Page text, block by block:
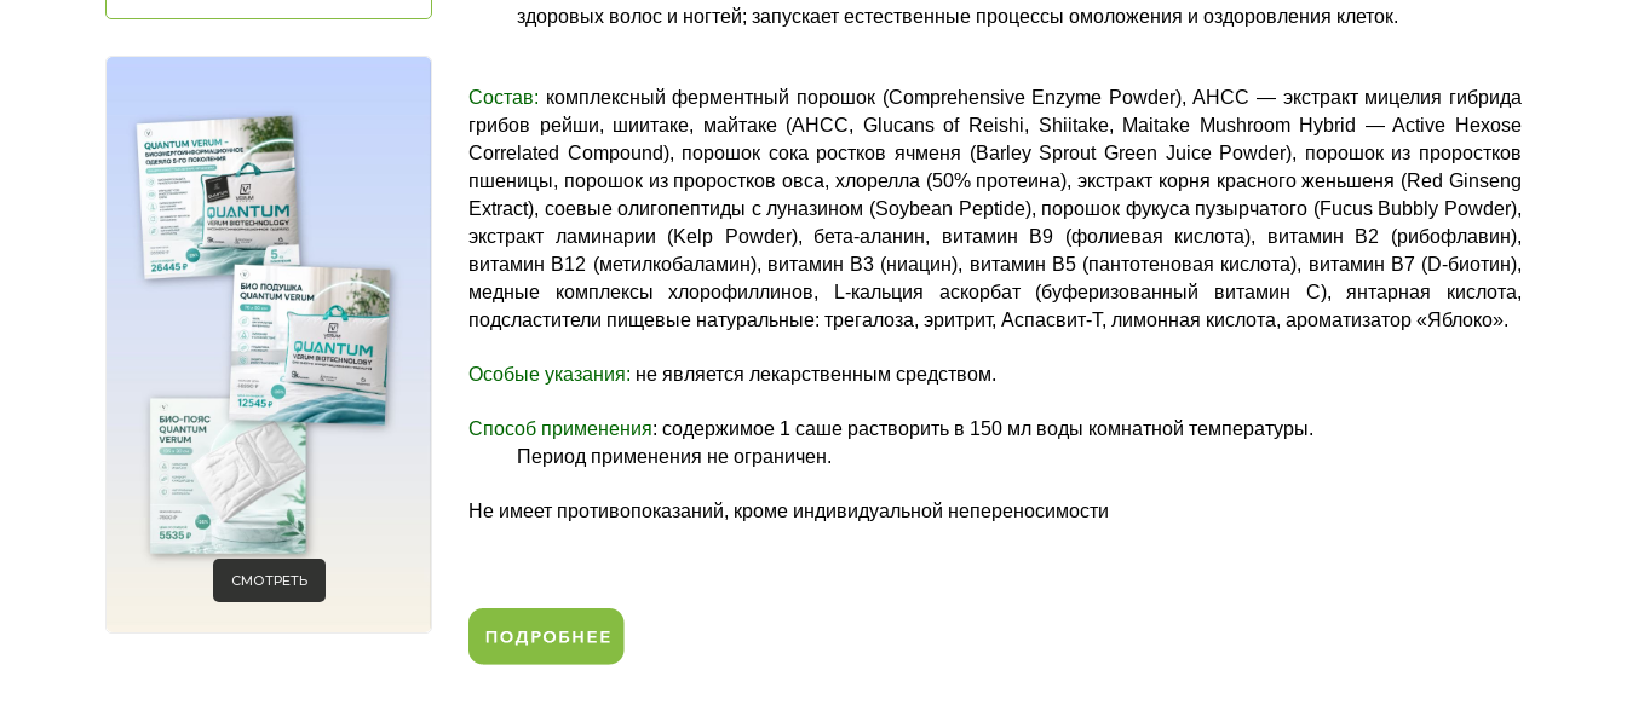
здоровых волос и ногтей; запускает естественные процессы омоложения и оздоровления клеток.
Состав: комплексный ферментный порошок (Comprehensive Enzyme Powder), AHCC — экстракт мицелия гибрида
грибов рейши, шиитаке, майтаке (AHCC, Glucans of Reishi, Shiitake, Maitake Mushroom Hybrid — Active Hexose
Correlated Compound), порошок сока ростков ячменя (Barley Sprout Green Juice Powder), порошок из проростков
пшеницы, порошок из проростков овса, хлорелла (50% протеина), экстракт корня красного женьшеня (Red Ginseng
Extract), соевые олигопептиды с луназином (Soybean Peptide), порошок фукуса пузырчатого (Fucus Bubbly Powder),
экстракт ламинарии (Kelp Powder), бета-аланин, витамин В9 (фолиевая кислота), витамин В2 (рибофлавин),
витамин В12 (метилкобаламин), витамин В3 (ниацин), витамин B5 (пантотеновая кислота), витамин В7 (D-биотин),
медные комплексы хлорофиллинов, L-кальция аскорбат (буферизованный витамин C), янтарная кислота,
подсластители пищевые натуральные: трегалоза, эритрит, Аспасвит-Т, лимонная кислота, ароматизатор «Яблоко».
Особые указания: не является лекарственным средством.
Способ применения: содержимое 1 саше растворить в 150 мл воды комнатной температуры.
Период применения не ограничен.
Не имеет противопоказаний, кроме индивидуальной непереносимости
СМОТРЕТЬ